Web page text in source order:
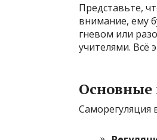
Представьте,
внимание, ему
гневом или
учителями. Всё
Основные
Саморегуляция